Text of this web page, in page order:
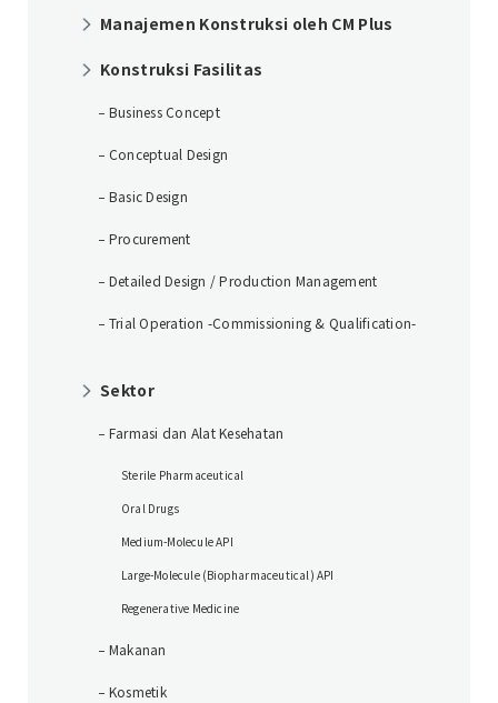
Manajemen Konstruksi oleh CM Plus
Konstruksi Fasilitas
Business Concept
Conceptual Design
Basic Design
Procurement
Detailed Design / Production Management
Trial Operation -Commissioning & Qualification-
Sektor
Farmasi dan Alat Kesehatan
Sterile Pharmaceutical
Oral Drugs
Medium-Molecule API
Large-Molecule (Biopharmaceutical) API
Regenerative Medicine
Makanan
Kosmetik